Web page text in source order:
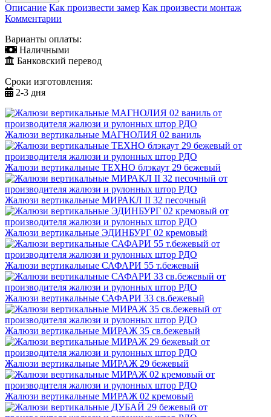
Описание Как произвести замер Как произвести монтаж
Комментарии
Варианты оплаты:
Наличными
Банковский перевод
Сроки изготовления:
2-3 дня
Жалюзи вертикальные МАГНОЛИЯ 02 ваниль
Жалюзи вертикальные ТЕХНО блэкаут 29 бежевый
Жалюзи вертикальные МИРАКЛ II 32 песочный
Жалюзи вертикальные ЭДИНБУРГ 02 кремовый
Жалюзи вертикальные САФАРИ 55 т.бежевый
Жалюзи вертикальные САФАРИ 33 св.бежевый
Жалюзи вертикальные МИРАЖ 35 св.бежевый
Жалюзи вертикальные МИРАЖ 29 бежевый
Жалюзи вертикальные МИРАЖ 02 кремовый